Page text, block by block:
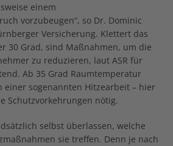
einem
vorzubeugen“, so Dr. Dominic
Versicherung. Klettert das
30 Grad, sind Maßnahmen, um die
zu reduzieren, laut ASR für
Ab 35 Grad Raumtemperatur
einer sogenannten Hitzearbeit – hier
Schutzvorkehrungen nötig.
selbst überlassen, welche
sie treffen. Denn je nach